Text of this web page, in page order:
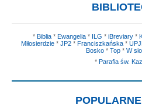
* Biblia* Ewangelia* ILG * iBreviary*
Miłosierdzie * JP2 * Franciszkańska *
Bosko* Top* W
* Parafia św.